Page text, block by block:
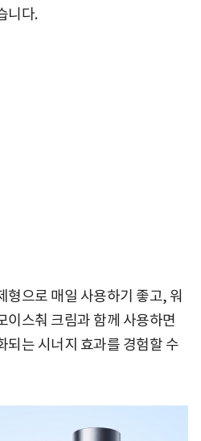
니다.
형으로 매일 사용하기 좋고, 워
이스춰 크림과 함께 사용하면
되는 시너지 효과를 경험할 수